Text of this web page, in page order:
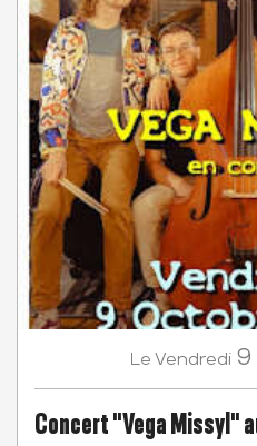
Le Vendredi 9
Concert "Vega Missyl"